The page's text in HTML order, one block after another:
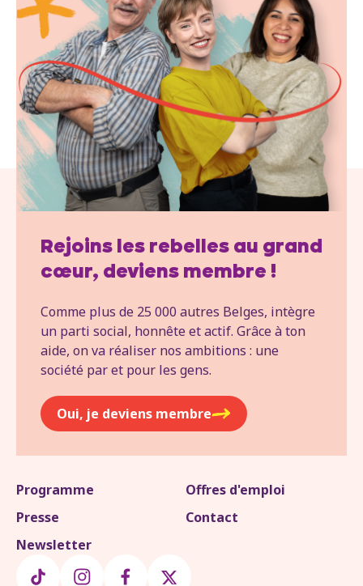
Rejoins les rebelles au grand
cœur, deviens membre !
Comme plus de 25 000 autres Belges, intègre
un parti social, honnête et actif. Grâce à ton
aide, on va réaliser nos ambitions : une
société par et pour les gens.
Oui, je deviens membre
Programme
Offres d'emploi
Presse
Contact
Newsletter